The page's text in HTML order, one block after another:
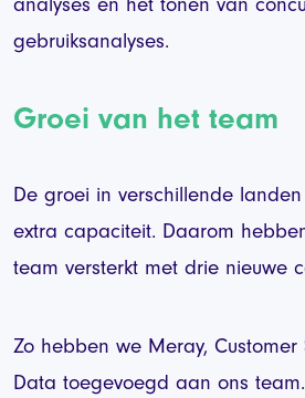
gebruiksanalyses.
Groei van het team
De groei in verschillende
extra capaciteit. Daarom
team versterkt met drie nieuwe
Zo hebben we Meray, Customer
Data toegevoegd aan ons